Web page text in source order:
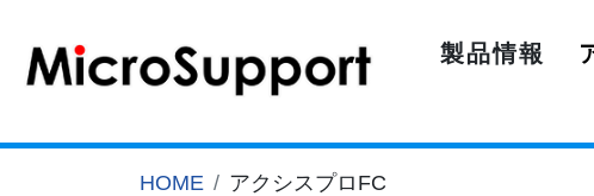
製品情報
HOME アクシスプロFC